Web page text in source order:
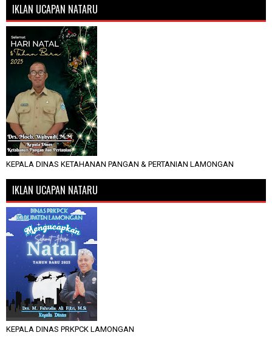
IKLAN UCAPAN NATARU
KEPALA DINAS KETAHANAN PANGAN & PERTANIAN LAMONGAN
IKLAN UCAPAN NATARU
KEPALA DINAS PRKPCK LAMONGAN